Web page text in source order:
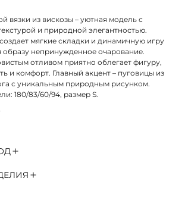
вязки из вискозы – уютная модель с
и природной элегантностью.
мягкие складки и динамичную игру
образу непринужденное очарование.
отливом приятно облегает фигуру,
и комфорт. Главный акцент – пуговицы из
с уникальным природным рисунком.
180/83/60/94, размер S.